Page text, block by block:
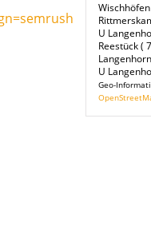
U
Reestück (
U
Geo-